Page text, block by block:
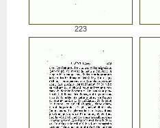
223